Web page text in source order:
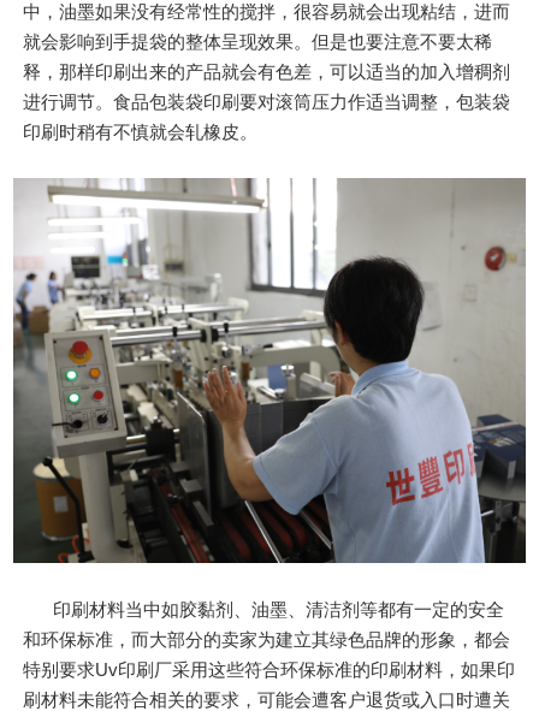
中，油墨如果没有经常性的搅拌，很容易就会出现粘结，进而
就会影响到手提袋的整体呈现效果。但是也要注意不要太稀
释，那样印刷出来的产品就会有色差，可以适当的加入增稠剂
进行调节。食品包装袋印刷要对滚筒压力作适当调整，包装袋
印刷时稍有不慎就会轧橡皮。
印刷材料当中如胶黏剂、油墨、清洁剂等都有一定的安全
和环保标准，而大部分的卖家为建立其绿色品牌的形象，都会
特别要求Uv印刷厂采用这些符合环保标准的印刷材料，如果印
刷材料未能符合相关的要求，可能会遭客户退货或入口时遭关